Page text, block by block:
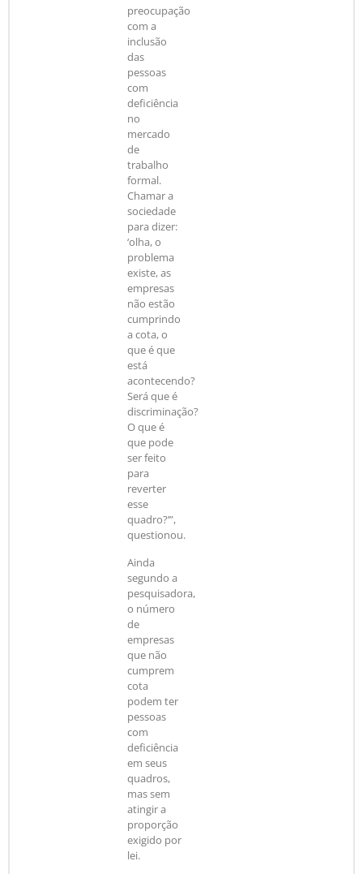
preocupação
com a
inclusão
das
pessoas
com
deficiência
no
mercado
de
trabalho
formal.
Chamar a
sociedade
para dizer:
‘olha, o
problema
existe, as
empresas
não estão
cumprindo
a cota, o
que é que
está
acontecendo?
Será que é
discriminação?
O que é
que pode
ser feito
para
reverter
esse
quadro?’”,
questionou.
Ainda
segundo a
pesquisadora,
o número
de
empresas
que não
cumprem
cota
podem ter
pessoas
com
deficiência
em seus
quadros,
mas sem
atingir a
proporção
exigido por
lei.